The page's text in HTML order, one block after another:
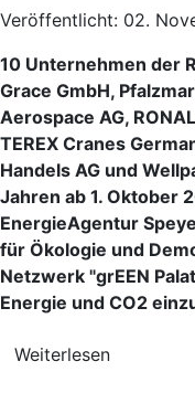
Veröffentlicht: 02.
10 Unternehmen der
Grace GmbH,
Aerospace AG,
TEREX Cranes
Handels AG und
Jahren ab 1. Oktober
EnergieAgentur
für Ökologie und
Netzwerk "grEEN
Energie und CO2
Weiterlesen